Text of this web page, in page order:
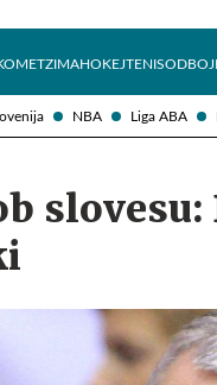
NBA Liga ABA
ZIMAHOKEJTENIS